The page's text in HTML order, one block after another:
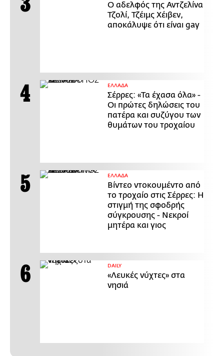
Ο αδελφός της Αντζελίνα
Τζολί, Τζέιμς Χέιβεν,
αποκάλυψε ότι είναι gay
ΕΛΛΑΔΑ
Σέρρες: «Τα έχασα όλα» -
Οι πρώτες δηλώσεις του
πατέρα και συζύγου των
θυμάτων του τροχαίου
ΕΛΛΑΔΑ
Βίντεο ντοκουμέντο από
το τροχαίο στις Σέρρες: Η
στιγμή της σφοδρής
σύγκρουσης - Νεκροί
μητέρα και γιος
DAILY
«Λευκές νύχτες» στα
νησιά